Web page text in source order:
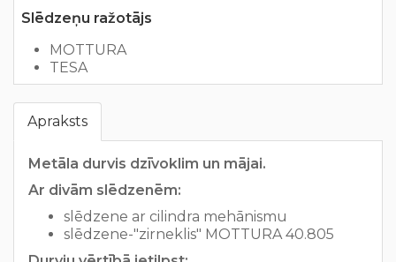
Slēdzeņu ražotājs
MOTTURA
TESA
Apraksts
Metāla durvis dzīvoklim un mājai.
Ar divām slēdzenēm:
slēdzene ar cilindra mehānismu
slēdzene-"zirneklis" MOTTURA 40.805